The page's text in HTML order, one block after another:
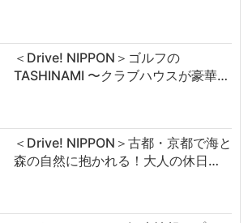
＜Drive! NIPPON＞ゴルフの
TASHINAMI 〜クラブハウスが豪華…
＜Drive! NIPPON＞古都・京都で海と
森の自然に抱かれる！大人の休日…